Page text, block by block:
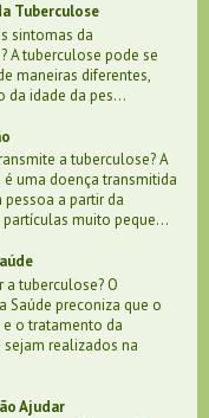
Tuberculose
sintomas da
A tuberculose pode se
maneiras diferentes,
da idade da pes...
a tuberculose? A
uma doença transmitida
pessoa a partir da
muito peque...
a tuberculose? O
Saúde preconiza que o
o tratamento da
realizados na
Ajudar